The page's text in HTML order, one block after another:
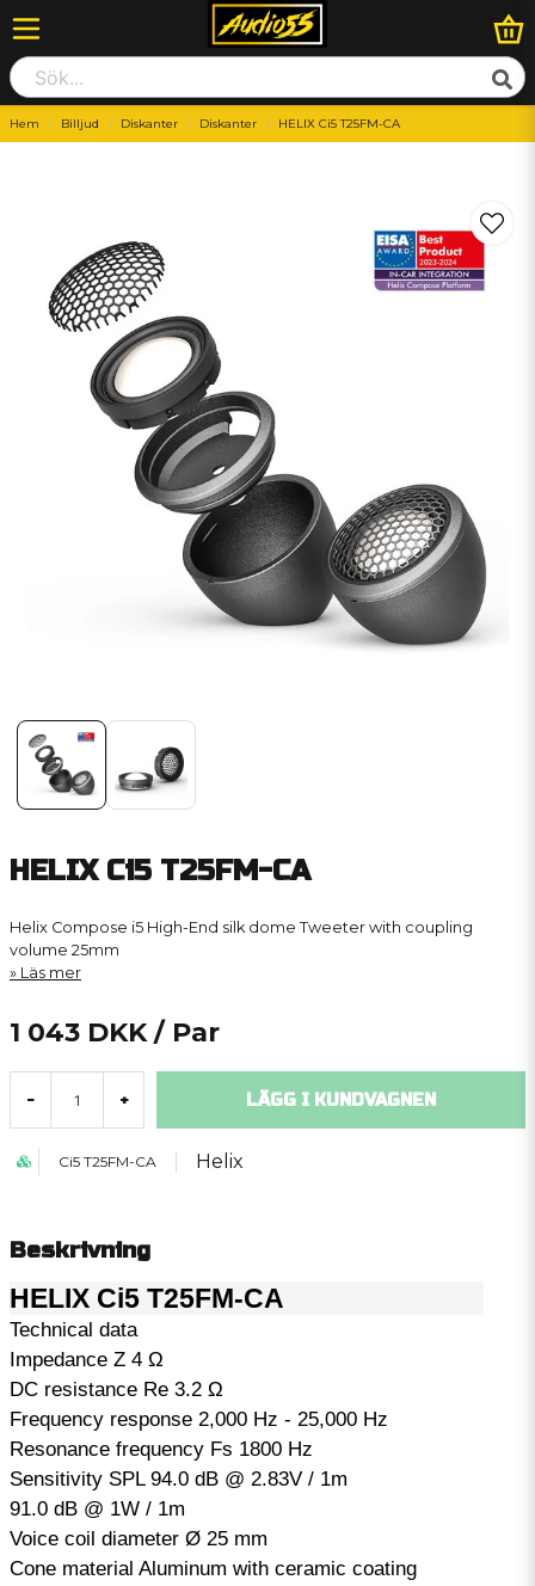
Hem Billjud Diskanter Diskanter HELIX Ci5 T25FM-CA
HELIX Ci5 T25FM-CA
Helix Compose i5 High-End silk dome Tweeter with coupling
volume 25mm
Läs mer
1 043 DKK / Par
- + LÄGG I KUNDVAGNEN
Ci5 T25FM-CA Helix
Beskrivning
HELIX Ci5 T25FM-CA
Technical data
Impedance Z 4 Ω
DC resistance Re 3.2 Ω
Frequency response 2,000 Hz - 25,000 Hz
Resonance frequency Fs 1800 Hz
Sensitivity SPL 94.0 dB @ 2.83V / 1m
91.0 dB @ 1W / 1m
Voice coil diameter Ø 25 mm
Cone material Aluminum with ceramic coating